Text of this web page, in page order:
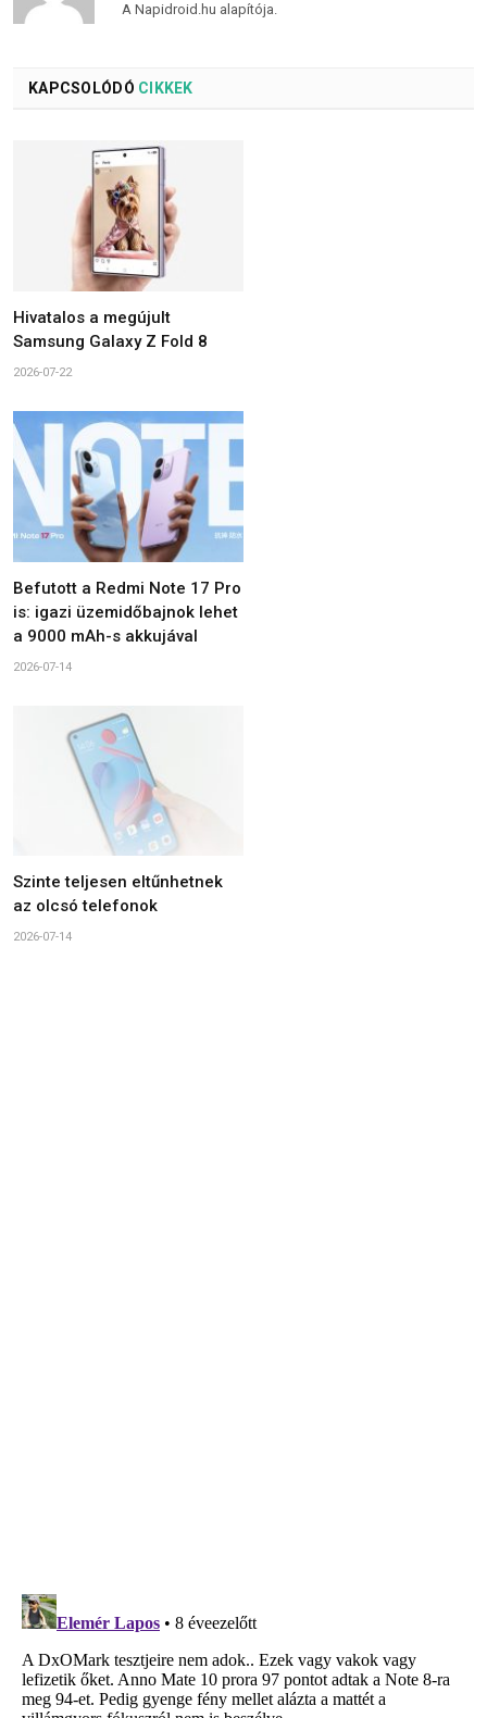
A Napidroid.hu alapítója.
KAPCSOLÓDÓ CIKKEK
Hivatalos a megújult
Samsung Galaxy Z Fold 8
2026-07-22
Befutott a Redmi Note 17 Pro
is: igazi üzemidőbajnok lehet
a 9000 mAh-s akkujával
2026-07-14
Szinte teljesen eltűnhetnek
az olcsó telefonok
2026-07-14